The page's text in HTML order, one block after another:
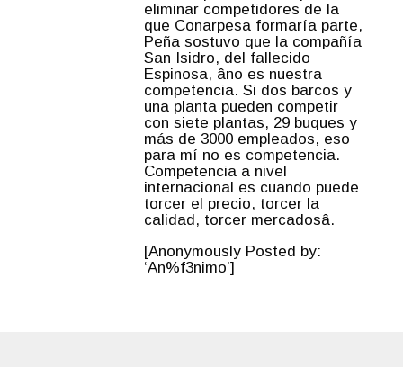
eliminar competidores de la
que Conarpesa formaría parte,
Peña sostuvo que la compañía
San Isidro, del fallecido
Espinosa, âno es nuestra
competencia. Si dos barcos y
una planta pueden competir
con siete plantas, 29 buques y
más de 3000 empleados, eso
para mí no es competencia.
Competencia a nivel
internacional es cuando puede
torcer el precio, torcer la
calidad, torcer mercadosâ.
[Anonymously Posted by:
‘An%f3nimo’]